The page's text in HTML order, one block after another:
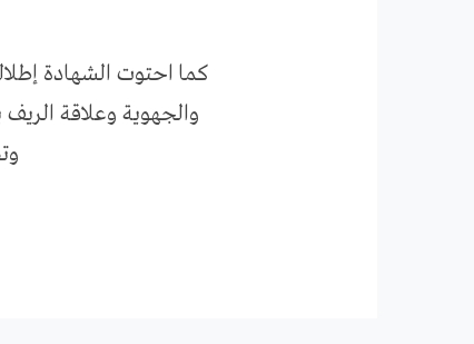
كما احتوت الشهادة
والجهوية وعلاقة